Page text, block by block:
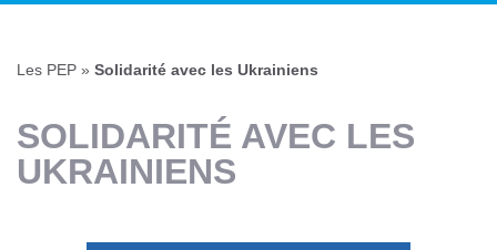
Les PEP » Solidarité avec les Ukrainiens
SOLIDARITÉ AVEC LES
UKRAINIENS